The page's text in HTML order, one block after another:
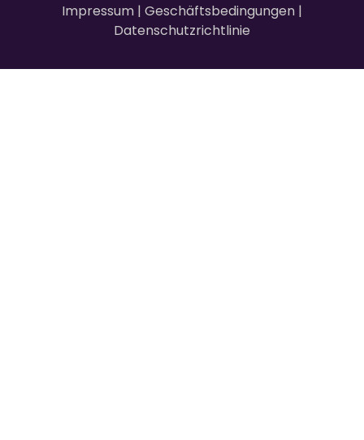
Impressum | Geschäftsbedingungen |
Datenschutzrichtlinie